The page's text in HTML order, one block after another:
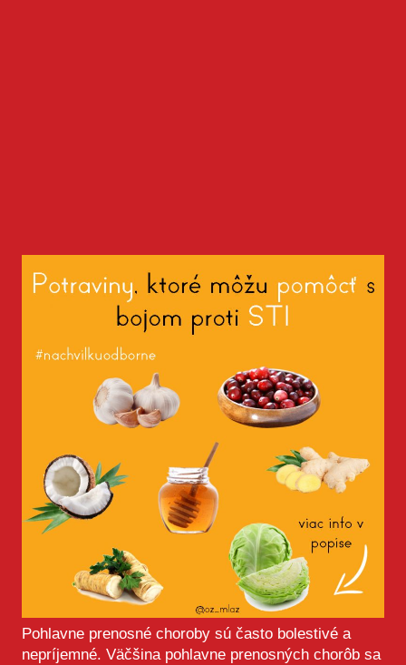
Pohlavne prenosné choroby sú často bolestivé a
nepríjemné. Väčšina pohlavne prenosných chorôb sa